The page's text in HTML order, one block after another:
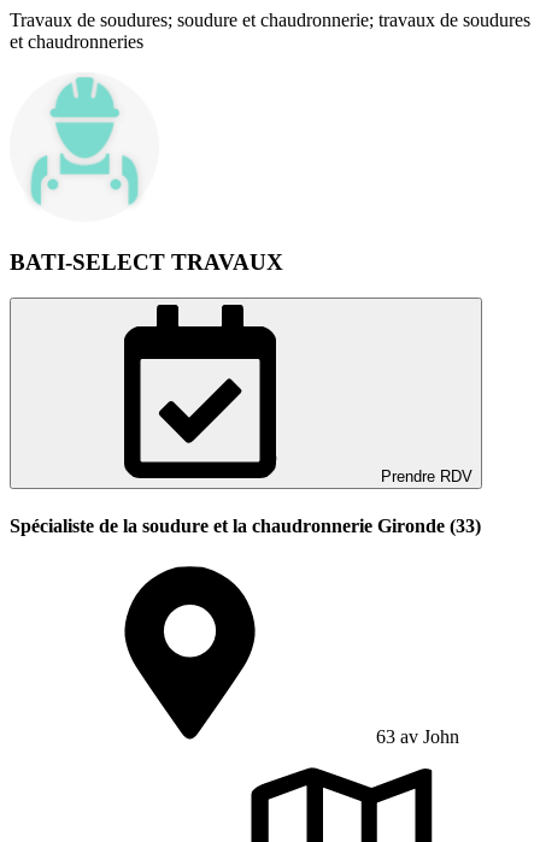
Travaux de soudures; soudure et chaudronnerie; travaux de soudures
et chaudronneries
BATI-SELECT TRAVAUX
Prendre RDV
Spécialiste de la soudure et la chaudronnerie Gironde (33)
63 av John